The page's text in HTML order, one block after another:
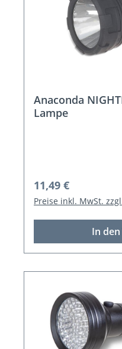
Anaconda
Lampe
Regulärer Preis:
11,49 €
Preise inkl. MwSt.
In